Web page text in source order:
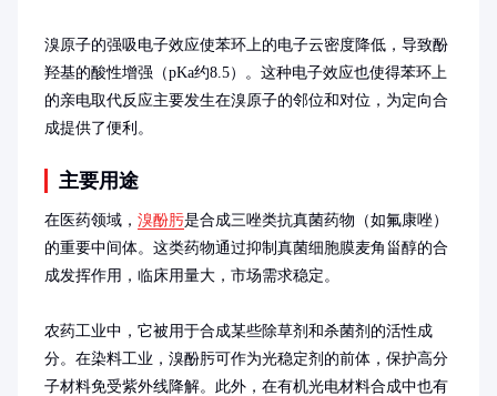
溴原子的强吸电子效应使苯环上的电子云密度降低，导致酚
羟基的酸性增强（pKa约8.5）。这种电子效应也使得苯环上
的亲电取代反应主要发生在溴原子的邻位和对位，为定向合
成提供了便利。
主要用途
在医药领域， 溴酚肟是合成三唑类抗真菌药物（如氟康唑）
的重要中间体。这类药物通过抑制真菌细胞膜麦角甾醇的合
成发挥作用，临床用量大，市场需求稳定。
农药工业中，它被用于合成某些除草剂和杀菌剂的活性成
分。在染料工业，溴酚肟可作为光稳定剂的前体，保护高分
子材料免受紫外线降解。此外，在有机光电材料合成中也有